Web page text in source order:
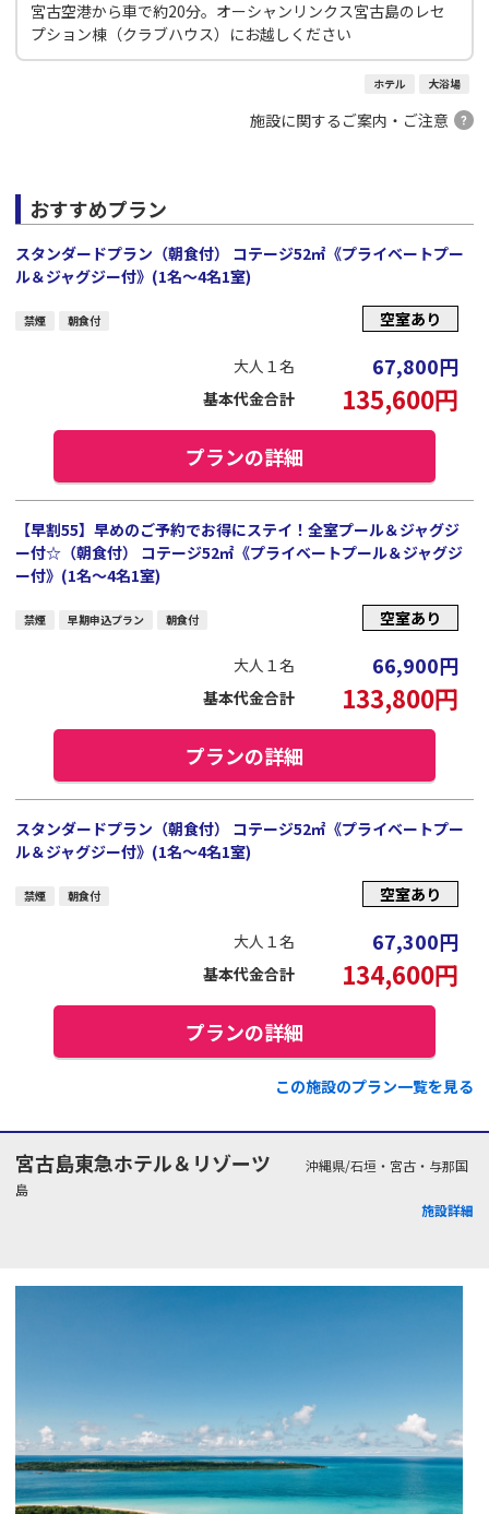
宮古空港から車で約20分。オーシャンリンクス宮古島のレセ
プション棟（クラブハウス）にお越しください
ホテル 大浴場
施設に関するご案内・ご注意
おすすめプラン
スタンダードプラン（朝食付） コテージ52㎡《プライベートプー
ル＆ジャグジー付》(1名～4名1室)
禁煙 朝食付 空室あり
大人１名 67,800円
基本代金合計 135,600円
プランの詳細
【早割55】早めのご予約でお得にステイ！全室プール＆ジャグジ
ー付☆（朝食付） コテージ52㎡《プライベートプール＆ジャグジ
ー付》(1名～4名1室)
禁煙 早期申込プラン 朝食付 空室あり
大人１名 66,900円
基本代金合計 133,800円
プランの詳細
スタンダードプラン（朝食付） コテージ52㎡《プライベートプー
ル＆ジャグジー付》(1名～4名1室)
禁煙 朝食付 空室あり
大人１名 67,300円
基本代金合計 134,600円
プランの詳細
この施設のプラン一覧を見る
宮古島東急ホテル＆リゾーツ
沖縄県/石垣・宮古・与那国
島
施設詳細